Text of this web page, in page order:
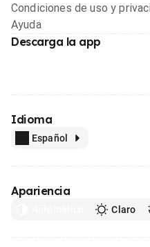
Condiciones de uso y
Ayuda
Descarga la app
Idioma
Español
Apariencia
Claro